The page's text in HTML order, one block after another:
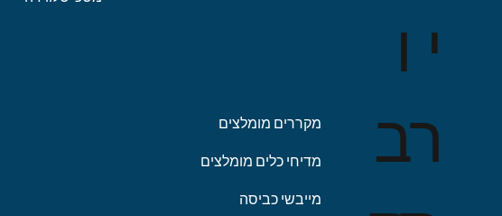
מקררים מומלצים
מדיחי כלים מומלצים
מייבשי כביסה
ו
ב
י
ר